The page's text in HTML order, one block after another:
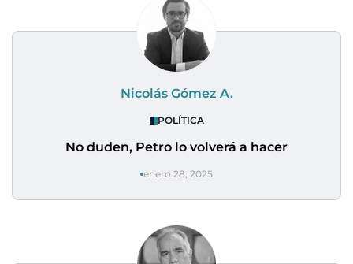
Nicolás Gómez A.
POLÍTICA
No duden, Petro lo volverá a hacer
enero 28, 2025